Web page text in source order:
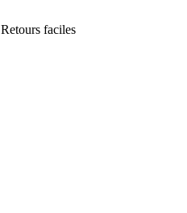
Retours faciles